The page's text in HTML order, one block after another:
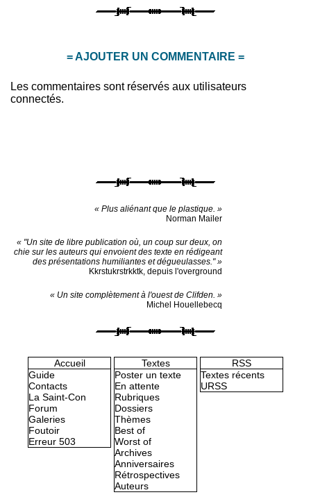
= AJOUTER UN COMMENTAIRE =
Les commentaires sont réservés aux utilisateurs
connectés.
« Plus aliénant que le plastique. »
Norman Mailer
« "Un site de libre publication où, un coup sur deux, on
chie sur les auteurs qui envoient des texte en rédigeant
des présentations humiliantes et dégueulasses." »
Kkrstukrstrkktk, depuis l'overground
« Un site complètement à l'ouest de Clifden. »
Michel Houellebecq
Accueil
Guide
Contacts
La Saint-Con
Forum
Galeries
Foutoir
Erreur 503
Textes
Poster un texte
En attente
Rubriques
Dossiers
Thèmes
Best of
Worst of
Archives
Anniversaires
Rétrospectives
Auteurs
RSS
Textes récents
URSS